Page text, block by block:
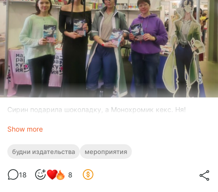
Сирин подарила шоколадку, а Монохромик кекс. Ня!
Show more
будни издательства мероприятия
18 8